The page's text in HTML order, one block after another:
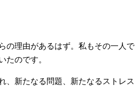
の理由があるはず。私もその一人で
たのです。
、新たなる問題、新たなるストレス